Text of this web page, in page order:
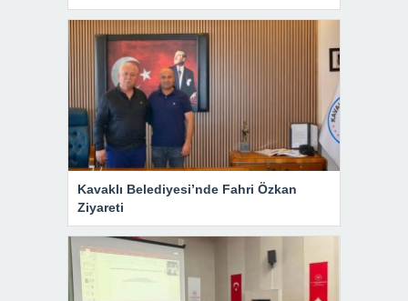
Kavaklı Belediyesi’nde Fahri Özkan
Ziyareti